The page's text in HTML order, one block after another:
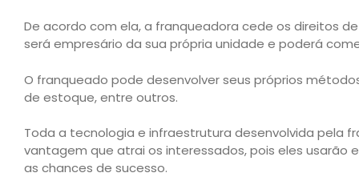
De acordo com ela, a franqueadora cede os direitos
será empresário da sua própria unidade e poderá
O franqueado pode desenvolver seus próprios
de estoque, entre outros.
Toda a tecnologia e infraestrutura desenvolvida pela
vantagem que atrai os interessados, pois eles
as chances de sucesso.